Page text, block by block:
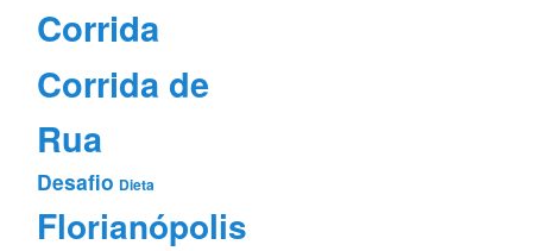
Corrida
Corrida de
Rua
Desafio Dieta
Florianópolis